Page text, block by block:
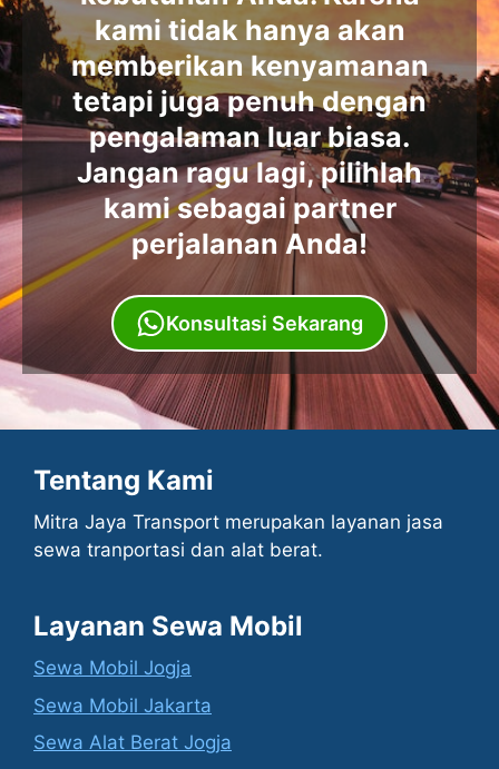
kami tidak hanya akan
memberikan kenyamanan
tetapi juga penuh dengan
pengalaman luar biasa.
Jangan ragu lagi, pilihlah
kami sebagai partner
perjalanan Anda!
Konsultasi Sekarang
Tentang Kami
Mitra Jaya Transport merupakan layanan jasa
sewa tranportasi dan alat berat.
Layanan Sewa Mobil
Sewa Mobil Jogja
Sewa Mobil Jakarta
Sewa Alat Berat Jogja